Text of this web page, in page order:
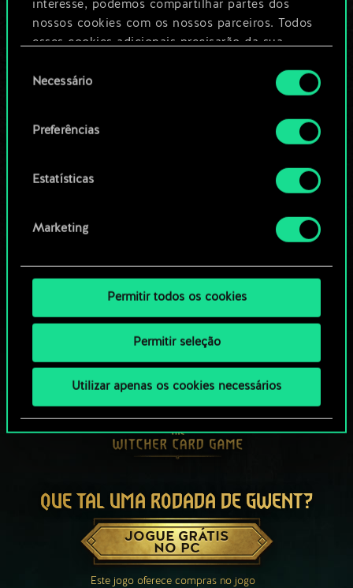
interesse, podemos compartilhar partes dos
nossos cookies com os nossos parceiros. Todos
esses cookies adicionais precisarão da sua
Você encontrará todos os detalhes sobre o uso
de cookies e poderá ajustar as suas preferências
no menu "Configurações" abaixo.
deNecessário
Preferências
Estatísticas
Marketing
Permitir todos os cookies
Permitir seleção
Utilizar apenas os cookies necessários
um guia
QUE TAL UMA RODADA DE GWENT?
JOGUE GRÁTIS
NO PC
Este jogo oferece compras no jogo